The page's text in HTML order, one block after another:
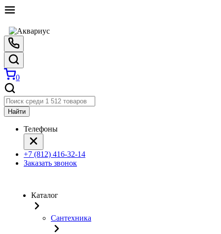
0
Найти
Телефоны
+7 (812) 416-32-14
Заказать звонок
Каталог
Сантехника